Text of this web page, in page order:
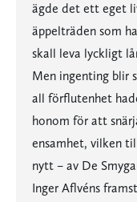
ägde det ett eget
äppelträden som
skall leva lyckligt
Men ingenting blir
all förflutenhet
honom för att
ensamhet, vilken
nytt – av De
Inger Aflvéns